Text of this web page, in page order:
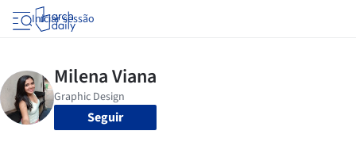
Iniciar sessão
Seguir